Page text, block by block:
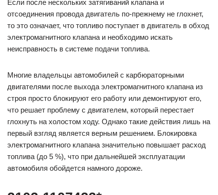
Если после нескольких затягиваний клапана и
отсоединения провода двигатель по-прежнему не глохнет,
то это означает, что топливо поступает в двигатель в обход
электромагнитного клапана и необходимо искать
неисправность в системе подачи топлива.
Многие владельцы автомобилей с карбюраторными
двигателями после выхода электромагнитного клапана из
строя просто блокируют его работу или демонтируют его,
что решает проблему с двигателем, который перестает
глохнуть на холостом ходу. Однако такие действия лишь на
первый взгляд является верным решением. Блокировка
электромагнитного клапана значительно повышает расход
топлива (до 5 %), что при дальнейшей эксплуатации
автомобиля обойдется намного дороже.